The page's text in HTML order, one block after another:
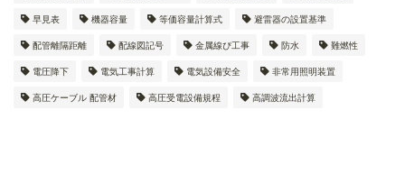
早見表 機器容量 等価容量計算式 避雷器の設置基準
配管離隔距離 配線図記号 金属線ぴ工事 防水 難燃性
電圧降下 電気工事計算 電気設備安全 非常用照明装置
高圧ケーブル 配管材 高圧受電設備規程 高調波流出計算